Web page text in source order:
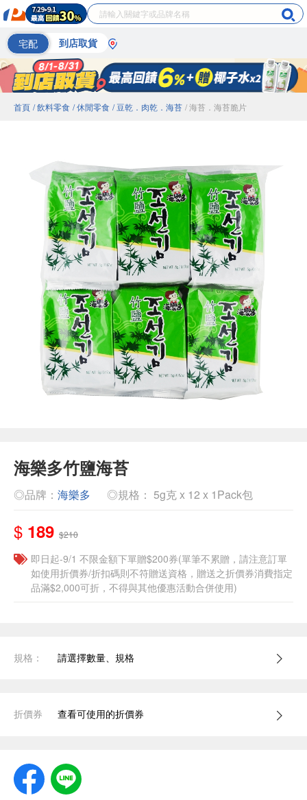
宅配 到店取貨
首頁 / 飲料零食 / 休閒零食 / 豆乾．肉乾．海苔 / 海苔．海苔脆片
海樂多竹鹽海苔
◎品牌： 海樂多 ◎規格： 5g克 x 12 x 1Pack包
$ 189 $210
即日起-9/1 不限金額下單贈$200券(單筆不累贈，請注意訂單
如使用折價券/折扣碼則不符贈送資格，贈送之折價券消費指定
品滿$2,000可折，不得與其他優惠活動合併使用)
規格： 請選擇數量、規格
折價券 查看可使用的折價券